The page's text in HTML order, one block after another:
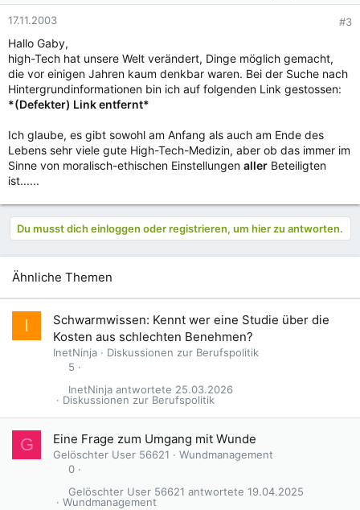
17.11.2003 #3
Hallo Gaby,
high-Tech hat unsere Welt verändert, Dinge möglich gemacht,
die vor einigen Jahren kaum denkbar waren. Bei der Suche nach
Hintergrundinformationen bin ich auf folgenden Link gestossen:
*(Defekter) Link entfernt*
Ich glaube, es gibt sowohl am Anfang als auch am Ende des
Lebens sehr viele gute High-Tech-Medizin, aber ob das immer im
Sinne von moralisch-ethischen Einstellungen aller Beteiligten
ist......
Du musst dich einloggen oder registrieren, um hier zu antworten.
Ähnliche Themen
I
Schwarmwissen: Kennt wer eine Studie über die
Kosten aus schlechten Benehmen?
InetNinja
Diskussionen zur Berufspolitik
5
Diskussionen zur Berufspolitik
25.03.2026
InetNinja
G Eine Frage zum Umgang mit Wunde
Gelöschter User 56621
Wundmanagement
0
Wundmanagement
19.04.2025
Gelöschter User 56621